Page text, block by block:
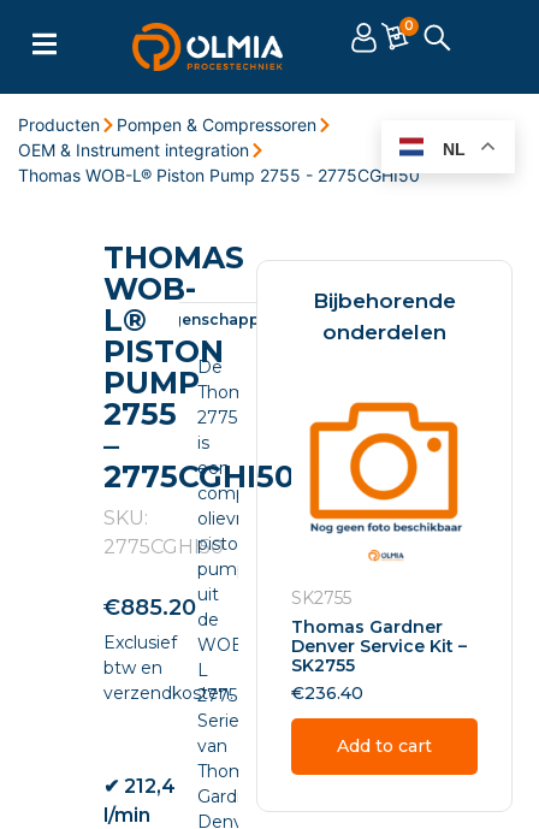
0
Producten
Pompen & Compressoren
OEM & Instrument integration
Thomas WOB-L® Piston Pump 2755 - 2775CGHI50
THOMAS
WOB-
L®
PISTON
PUMP
2755
–
2775CGHI50
SKU:
2775CGHI50
€885.20
Exclusief
btw en
verzendkosten.
✔ 212,4
l/min
Omschrijving Eigenschappen
De
Thomas
2775CGHI50
is
een
compacte
olievrije
piston
pump
uit
de
WOB-
L
2775
Series
van
Thomas
Gardner
Denver,
Bijbehorende
onderdelen
SK2755
Thomas Gardner
Denver Service Kit –
SK2755
€236.40
Add to cart
NL